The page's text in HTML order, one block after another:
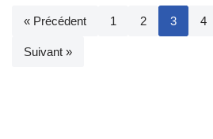
« Précédent 1 2 3 4
Suivant »